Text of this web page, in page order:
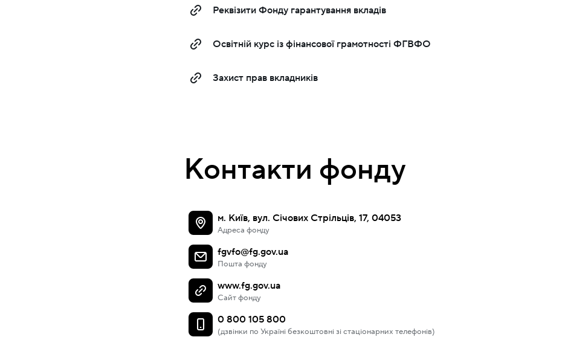
Реквізити Фонду гарантування вкладів
Освітній курс із фінансової грамотності ФГВФО
Захист прав вкладників
Контакти фонду
м. Київ, вул. Січових Стрільців, 17, 04053
Адреса фонду
fgvfo@fg.gov.ua
Пошта фонду
www.fg.gov.ua
Сайт фонду
0 800 105 800
(дзвінки по Україні безкоштовні зі стаціонарних телефонів)